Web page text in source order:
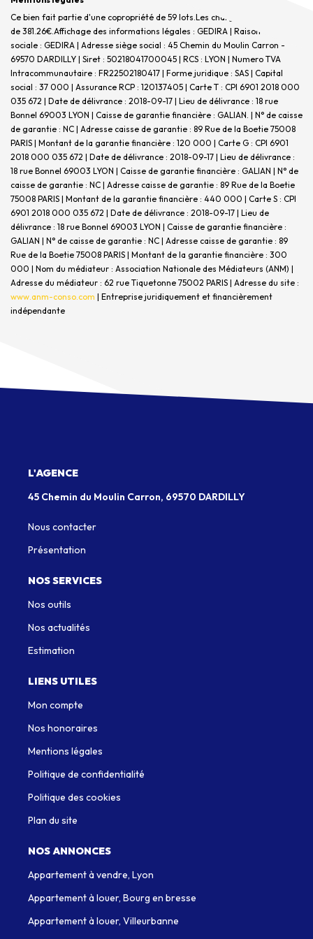
Ce bien fait partie d'une copropriété de 59 lots.Les charges annuelles sont
de 381.26€. Affichage des informations légales : GEDIRA | Raison
sociale : GEDIRA | Adresse siège social : 45 Chemin du Moulin Carron -
69570 DARDILLY | Siret : 50218041700045 | RCS : LYON | Numero TVA
Intracommunautaire : FR22502180417 | Forme juridique : SAS | Capital
social : 37 000 | Assurance RCP : 120137405 | Carte T : CPI 6901 2018 000
035 672 | Date de délivrance : 2018-09-17 | Lieu de délivrance : 18 rue
Bonnel 69003 LYON | Caisse de garantie financière : GALIAN. | N° de caisse
de garantie : NC | Adresse caisse de garantie : 89 Rue de la Boetie 75008
PARIS | Montant de la garantie financière : 120 000 | Carte G : CPI 6901
2018 000 035 672 | Date de délivrance : 2018-09-17 | Lieu de délivrance :
18 rue Bonnel 69003 LYON | Caisse de garantie financière : GALIAN | N° de
caisse de garantie : NC | Adresse caisse de garantie : 89 Rue de la Boetie
75008 PARIS | Montant de la garantie financière : 440 000 | Carte S : CPI
6901 2018 000 035 672 | Date de délivrance : 2018-09-17 | Lieu de
délivrance : 18 rue Bonnel 69003 LYON | Caisse de garantie financière :
GALIAN | N° de caisse de garantie : NC | Adresse caisse de garantie : 89
Rue de la Boetie 75008 PARIS | Montant de la garantie financière : 300
000 | Nom du médiateur : Association Nationale des Médiateurs (ANM) |
Adresse du médiateur : 62 rue Tiquetonne 75002 PARIS | Adresse du site :
www.anm-conso.com | Entreprise juridiquement et financièrement
indépendante
L'AGENCE
45 Chemin du Moulin Carron, 69570 DARDILLY
Nous contacter
Présentation
NOS SERVICES
Nos outils
Nos actualités
Estimation
LIENS UTILES
Mon compte
Nos honoraires
Mentions légales
Politique de confidentialité
Politique des cookies
Plan du site
NOS ANNONCES
Appartement à vendre, Lyon
Appartement à louer, Bourg en bresse
Appartement à louer, Villeurbanne